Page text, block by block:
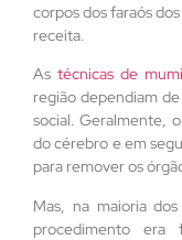
corpos dos faraós
receita.
As técnicas de
região dependiam
social. Geralmente,
do cérebro e em
para remover os
Mas, na maioria
procedimento